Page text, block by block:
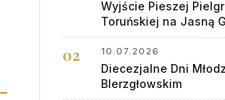
Wyjście Pieszej
Toruńskiej na Jasną
10.07.2026
Diecezjalne Dni
BIerzgłowskim